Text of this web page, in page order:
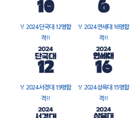
🏅 2024 단국대 12명합
격!!
🏅 2024 연세대 16명합
격!!
🏅 2024 서경대 19명합
격!!
🏅 2024 삼육대 15명합
격!!